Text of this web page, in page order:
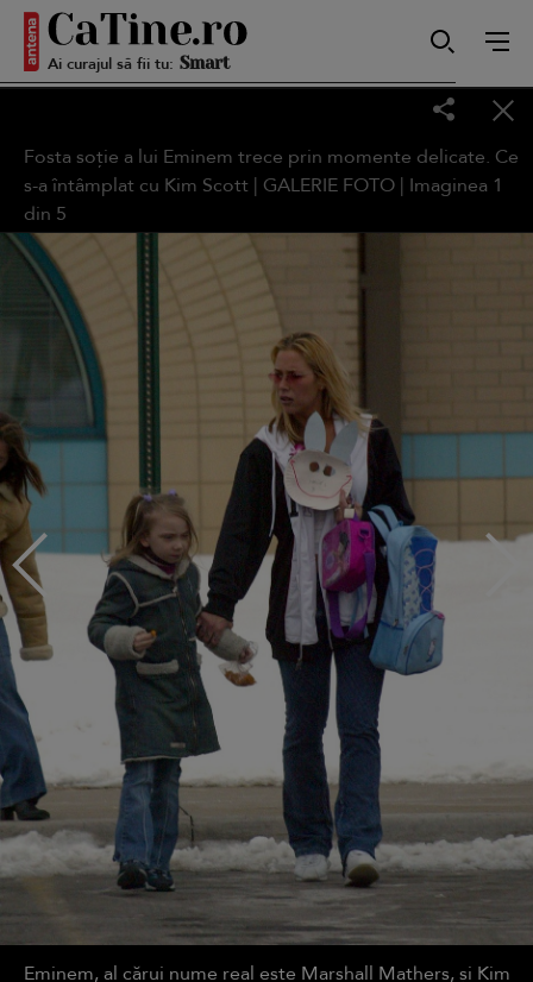
Ai curajul să fii tu:
Autentică
Sensibilă
Fosta soție a lui Eminem trece prin momente delicate. Ce
s-a întâmplat cu Kim Scott | GALERIE FOTO | Imaginea 1
din 5
Eminem, al cărui nume real este Marshall Mathers, și Kim